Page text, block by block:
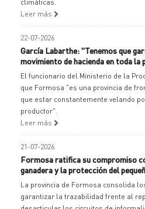
climáticas.
Leer más
22-07-2026
García Labarthe: "Tenemos que
movimiento de hacienda en toda la
El funcionario del Ministerio de la
que Formosa "es una provincia de
que estar constantemente velando
productor".
Leer más
21-07-2026
Formosa ratifica su compromiso
ganadera y la protección del
La provincia de Formosa consolida
garantizar la trazabilidad frente al